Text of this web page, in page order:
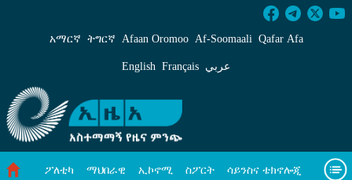
የፍትህ ስርዓቱን ለማዘመን የተጀመሩ ተግባራት
አማርኛ ትግርኛ Afaan Oromoo Af‑Soomaali Qafar Afa
English Français عربي
ፖለቲካ ማህበራዊ ኢኮኖሚ ስፖርት ሳይንስና ቴክኖሎጂ